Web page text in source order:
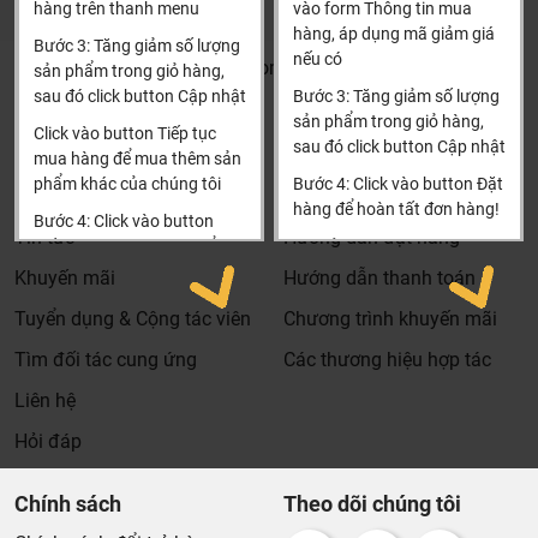
Dịch vụ riêng của Khali Nguyễn dành cho khách hàng:
Khảo sát công trình, để hỗ trợ khách hàng chọn sản
khuyên, chú ý, hoặc chỉ ra các vấn khổng ổn nếu có
hoàn toàn miễn phí.
mòn và thay thế miễn phí.
hàng trên thanh menu
Bước 3: Tăng giảm số lượng
sản phẩm trong giỏ hàng,
sau đó click button Cập nhật
Click vào button Tiếp tục
mua hàng để mua thêm sản
phẩm khác của chúng tôi
Bước 4: Click vào button
Tiến hành thanh toán để
thanh toán đơn hàng của
Xin cảm ơn khách hàng!!!
vào form Thông tin mua
hàng, áp dụng mã giảm giá
nếu có
Bước 3: Tăng giảm số lượng
sản phẩm trong giỏ hàng,
sau đó click button Cập nhật
Bước 4: Click vào button Đặt
hàng để hoàn tất đơn hàng!
Xin cảm ơn khách hàng!!!
Khalinguyen.vn@gmail.com
0904501766
Thông tin
Tìm đại lý & Hợp tác
Tin tức
Khuyến mãi
Tuyển dụng & Cộng tác viên
Tìm đối tác cung ứng
Liên hệ
Hỏi đáp
Thông tin thêm
Hướng dẫn mua hàng
Hướng dẫn đặt hàng
Hướng dẫn thanh toán
Chương trình khuyến mãi
Các thương hiệu hợp tác
Chính sách Theo dõi chúng tôi